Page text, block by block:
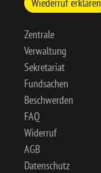
Zentrale
Verwaltung
Sekretariat
Fundsachen
Beschwerden
FAQ
Widerruf
AGB
Datenschutz